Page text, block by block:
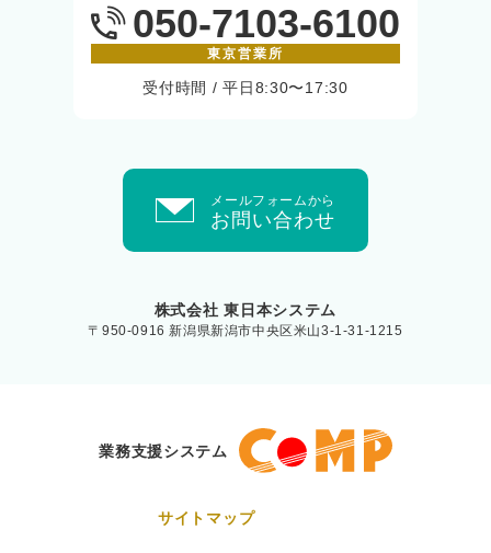
050-7103-6100
東京営業所
受付時間 / 平日8:30〜17:30
メールフォームから
お問い合わせ
株式会社 東日本システム
〒950-0916 新潟県新潟市中央区米山3-1-31-1215
業務支援システム
サイトマップ